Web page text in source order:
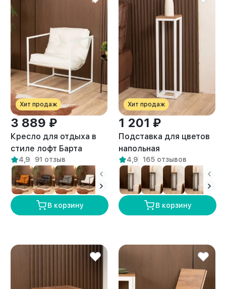
Хит продаж
3 889 ₽
Кресло для отдыха в
стиле лофт Барта
белый/белый
4,9 91 отзыв
В корзину
Хит продаж
1 201 ₽
Подставка для цветов
напольная
металлическая лофт
Фолья белый/амаретто
4,9 165 отзывов
В корзину